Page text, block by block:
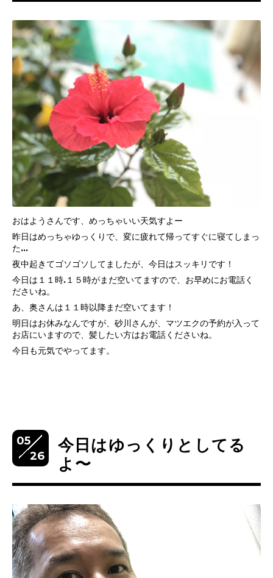
おはようさんです、めっちゃいい天気すよー
昨日はめっちゃゆっくりで、変に疲れて帰ってすぐに寝てしまっ
た…
夜中起きてゴソゴソしてましたが、今日はスッキリです！
今日は１１時.１５時がまだ空いてますので、お早めにお電話く
ださいね。
あ、奥さんは１１時以降まだ空いてます！
明日はお休みなんですが、砂川さんが、マツエクの予約が入って
お店にいますので、髪したい方はお電話くださいね。
今日も元気でやってます。
05
26
今日はゆっくりとしてる
よ〜